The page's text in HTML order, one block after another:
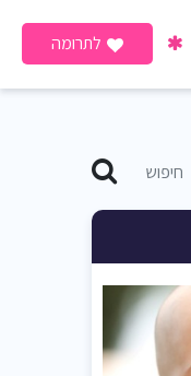
לתרומה